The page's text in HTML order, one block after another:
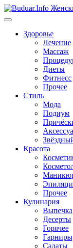
Перейти
к
Здоровье
Лечение
Массаж
Диеты
Фитнесс
Прочее
Стиль
Мода
Подиум
Красота
Прочее
Кулинария
Выпечка
Десерты
Горячее
Салаты